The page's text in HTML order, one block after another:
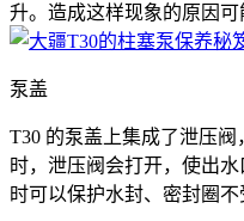
升。造成这样现象的原因可
泵盖
T30 的泵盖上集成了泄压
时，泄压阀会打开，使出
时可以保护水封、密封圈不